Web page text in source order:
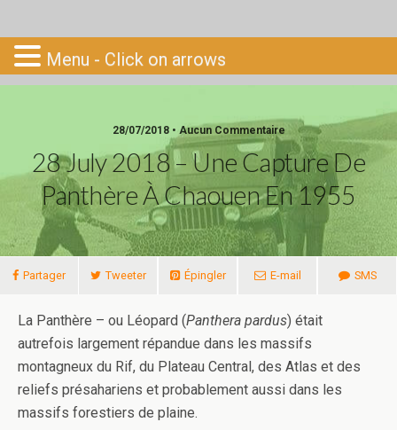
Go-South
28/07/2018 • Aucun Commentaire
28 July 2018 – Une Capture De
Panthère À Chaouen En 1955
Partager Tweeter Épingler E-mail SMS
La Panthère – ou Léopard (Panthera pardus) était
autrefois largement répandue dans les massifs
montagneux du Rif, du Plateau Central, des Atlas et des
reliefs présahariens et probablement aussi dans les
massifs forestiers de plaine.
Menu - Click on arrows